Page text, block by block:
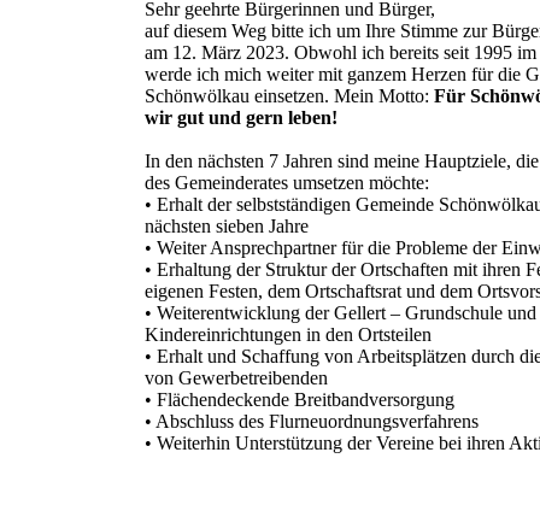
Sehr geehrte Bürgerinnen und Bürger,
auf diesem Weg bitte ich um Ihre Stimme zur
am 12. März 2023. Obwohl ich bereits seit 1995
werde ich mich weiter mit ganzem Herzen für die
Schönwölkau einsetzen. Mein Motto: Für
wir gut und gern leben!
In den nächsten 7 Jahren sind meine Hauptziele,
des Gemeinderates umsetzen möchte:
• Erhalt der selbstständigen Gemeinde
nächsten sieben Jahre
• Weiter Ansprechpartner für die Probleme der
• Erhaltung der Struktur der Ortschaften mit ihren
eigenen Festen, dem Ortschaftsrat und dem
• Weiterentwicklung der Gellert – Grundschule und
Kindereinrichtungen in den Ortsteilen
• Erhalt und Schaffung von Arbeitsplätzen durch
von Gewerbetreibenden
• Flächendeckende Breitbandversorgung
• Abschluss des Flurneuordnungsverfahrens
• Weiterhin Unterstützung der Vereine bei ihren